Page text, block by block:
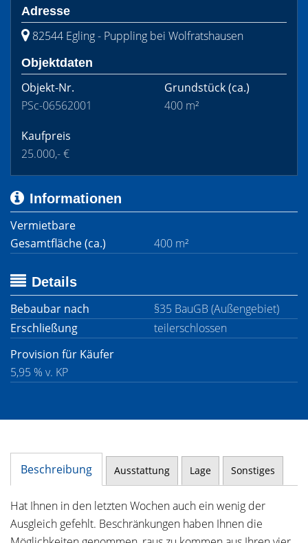
Adresse
82544 Egling - Puppling bei Wolfratshausen
Objektdaten
Objekt-Nr.
PSc-06562001
Grundstück(ca.)
400 m²
Kaufpreis
25.000,- €
Informationen
Vermietbare
Gesamtfläche (ca.)
400 m²
Details
Bebaubar nach
§35 BauGB (Außengebiet)
Erschließung
teilerschlossen
Provision für Käufer
5,95 % v. KP
Beschreibung Ausstattung Lage Sonstiges
Hat Ihnen in den letzten Wochen auch ein wenig der
Ausgleich gefehlt. Beschränkungen haben Ihnen die